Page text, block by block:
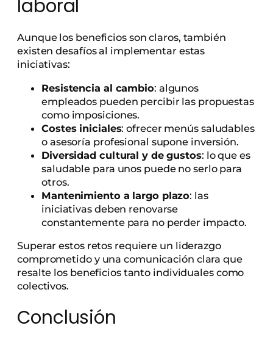
laboral
Aunque los beneficios son claros, también
existen desafíos al implementar estas
iniciativas:
Resistencia al cambio: algunos
empleados pueden percibir las propuestas
como imposiciones.
Costes iniciales: ofrecer menús saludables
o asesoría profesional supone inversión.
Diversidad cultural y de gustos: lo que es
saludable para unos puede no serlo para
otros.
Mantenimiento a largo plazo: las
iniciativas deben renovarse
constantemente para no perder impacto.
Superar estos retos requiere un liderazgo
comprometido y una comunicación clara que
resalte los beneficios tanto individuales como
colectivos.
Conclusión